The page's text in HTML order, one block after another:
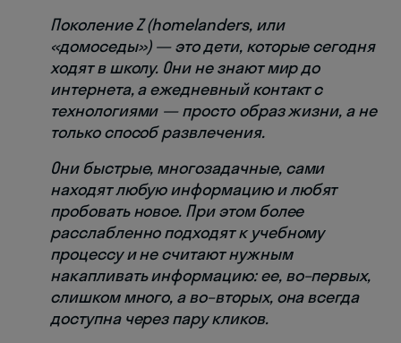
Поколение Z (homelanders, или
«домоседы») — это дети, которые сегодня
ходят в школу. Они не знают мир до
интернета, а ежедневный контакт с
технологиями — просто образ жизни, а не
только способ развлечения.
Они быстрые, многозадачные, сами
находят любую информацию и любят
пробовать новое. При этом более
расслабленно подходят к учебному
процессу и не считают нужным
накапливать информацию: ее, во–первых,
слишком много, а во–вторых, она всегда
доступна через пару кликов.